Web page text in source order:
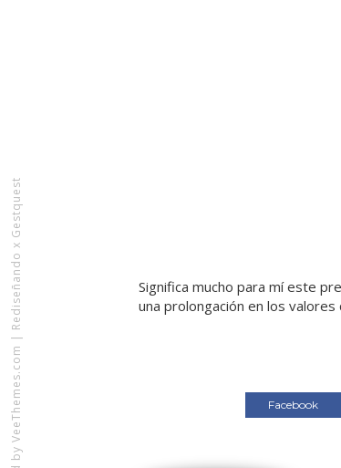
VeeThemes.com
|
Rediseñando x Gestquest
Significa mucho para mí este
una prolongación en los
Facebook